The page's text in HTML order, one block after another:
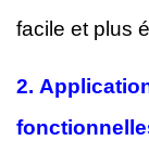
facile et plus
2.